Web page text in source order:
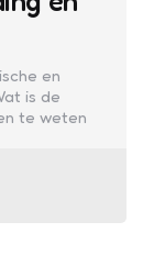
en
is de
te weten